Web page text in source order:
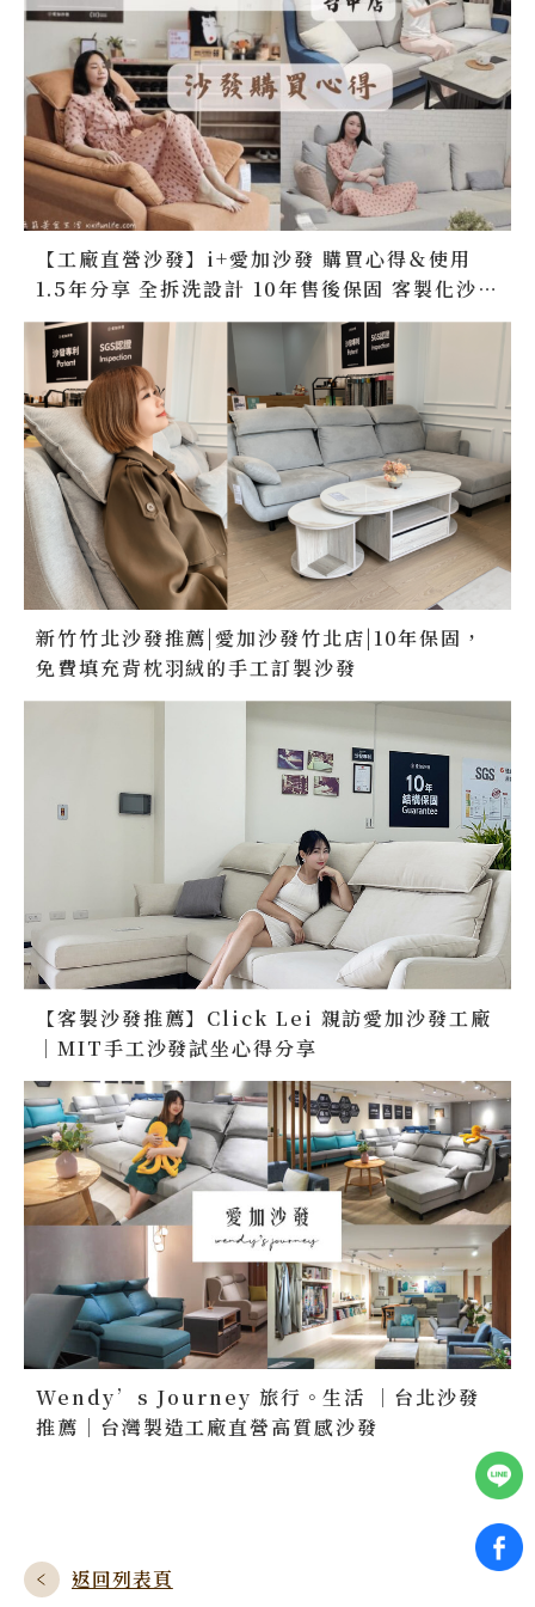
【工廠直營沙發】i+愛加沙發 購買心得＆使用
1.5年分享 全拆洗設計 10年售後保固 客製化沙發
訂做 台灣製造無毒家具 台中沙發推薦 好好床墊
推薦
新竹竹北沙發推薦|愛加沙發竹北店|10年保固，
免費填充背枕羽絨的手工訂製沙發
【客製沙發推薦】Click Lei 親訪愛加沙發工廠
｜MIT手工沙發試坐心得分享
Wendy’s Journey 旅行。生活 ｜台北沙發
推薦｜台灣製造工廠直營高質感沙發
返回列表頁